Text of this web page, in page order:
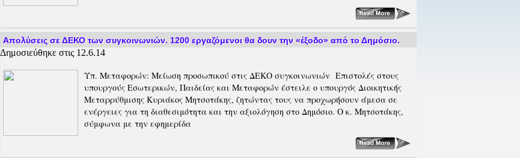
Απολύσεις σε ΔΕΚΟ των συγκοινωνιών. 1200 εργαζόμενοι θα δουν την «έξοδο» από το Δημόσιο.
Δημοσιεύθηκε στις 12.6.14
Υπ. Μεταφορών: Μείωση προσωπικού στις ΔΕΚΟ συγκοινωνιών Επιστολές στους
υπουργούς Εσωτερικών, Παιδείας και Μεταφορών έστειλε ο υπουργός Διοικητικής
Μεταρρύθμισης Κυριάκος Μητσοτάκης, ζητώντας τους να προχωρήσουν άμεσα σε
ενέργειες για τη διαθεσιμότητα και την αξιολόγηση στο Δημόσιο. Ο κ. Μητσοτάκης,
σύμφωνα με την εφημερίδα